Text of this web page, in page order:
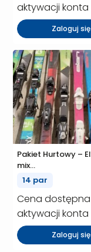
aktywacji konta
Zaloguj się
Pakiet Hurtowy –
mix
Sky/Exar/Starr/
– 14 szt. (P01316)
14 par
Cena
aktywacji konta
Zaloguj się